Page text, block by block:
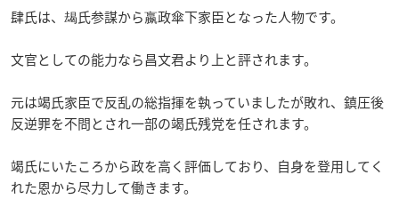
肆氏は、朅氏参謀から嬴政傘下家臣となった人物です。
文官としての能力なら昌文君より上と評されます。
元は竭氏家臣で反乱の総指揮を執っていましたが敗れ、鎮圧後
反逆罪を不問とされ一部の竭氏残党を任されます。
竭氏にいたころから政を高く評価しており、自身を登用してく
れた恩から尽力して働きます。